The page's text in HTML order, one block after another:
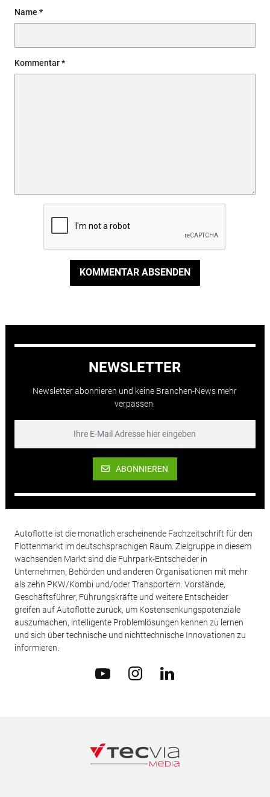
Name
Kommentar
KOMMENTAR ABSENDEN
NEWSLETTER
Newsletter abonnieren und keine Branchen-News mehr
verpassen.
ABONNIEREN
Autoflotte ist die monatlich erscheinende Fachzeitschrift für den
Flottenmarkt im deutschsprachigen Raum. Zielgruppe in diesem
wachsenden Markt sind die Fuhrpark-Entscheider in
Unternehmen, Behörden und anderen Organisationen mit mehr
als zehn PKW/Kombi und/oder Transportern. Vorstände,
Geschäftsführer, Führungskräfte und weitere Entscheider
greifen auf Autoflotte zurück, um Kostensenkungspotenziale
auszumachen, intelligente Problemlösungen kennen zu lernen
und sich über technische und nichttechnische Innovationen zu
informieren.